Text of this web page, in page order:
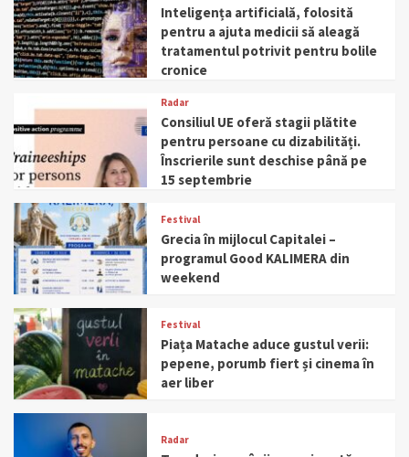
Inteligența artificială, folosită
pentru a ajuta medicii să aleagă
tratamentul potrivit pentru bolile
cronice
Radar
Consiliul UE oferă stagii plătite
pentru persoane cu dizabilități.
Înscrierile sunt deschise până pe
15 septembrie
Festival
Grecia în mijlocul Capitalei –
programul Good KALIMERA din
weekend
Festival
Piața Matache aduce gustul verii:
pepene, porumb fiert și cinema în
aer liber
Radar